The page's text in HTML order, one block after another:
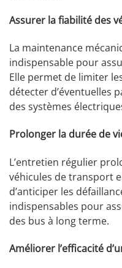
Assurer la fiabilité des
La maintenance
indispensable pour
Elle permet de limiter
détecter d’éventuelles
des systèmes
Prolonger la durée de
L’entretien régulier
véhicules de transport
d’anticiper les
indispensables pour
des bus à long terme.
Améliorer l’efficacité